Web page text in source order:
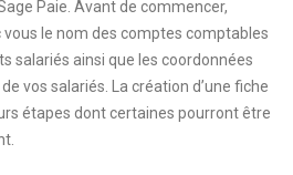
Paie. Avant de commencer,
vous le nom des comptes comptables
salariés ainsi que les coordonnées
vos salariés. La création d’une fiche
étapes dont certaines pourront être